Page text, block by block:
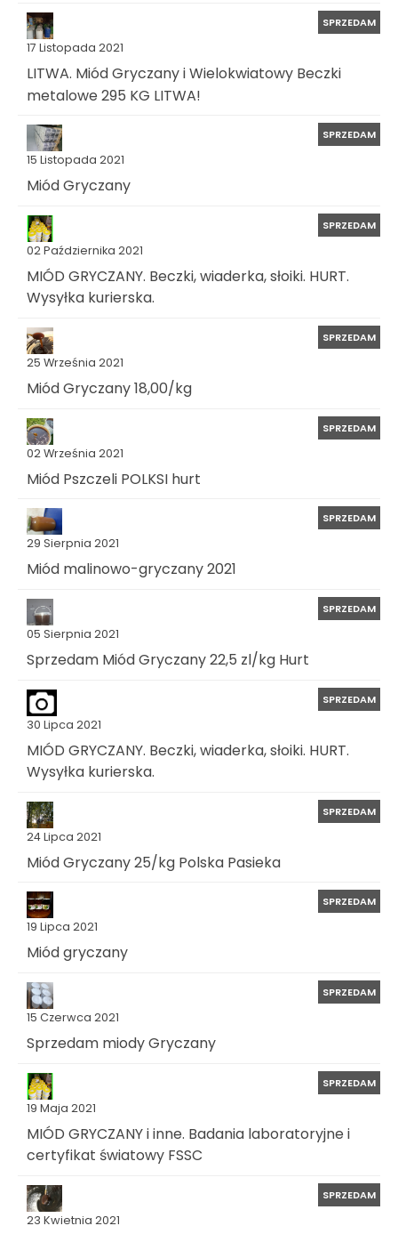
17 Listopada 2021
SPRZEDAM
LITWA. Miód Gryczany i Wielokwiatowy Beczki
metalowe 295 KG LITWA!
15 Listopada 2021
SPRZEDAM
Miód Gryczany
02 Października 2021
SPRZEDAM
MIÓD GRYCZANY. Beczki, wiaderka, słoiki. HURT.
Wysyłka kurierska.
25 Września 2021
SPRZEDAM
Miód Gryczany 18,00/kg
02 Września 2021
SPRZEDAM
Miód Pszczeli POLKSI hurt
29 Sierpnia 2021
SPRZEDAM
Miód malinowo-gryczany 2021
05 Sierpnia 2021
SPRZEDAM
Sprzedam Miód Gryczany 22,5 zl/kg Hurt
30 Lipca 2021
SPRZEDAM
MIÓD GRYCZANY. Beczki, wiaderka, słoiki. HURT.
Wysyłka kurierska.
24 Lipca 2021
SPRZEDAM
Miód Gryczany 25/kg Polska Pasieka
19 Lipca 2021
SPRZEDAM
Miód gryczany
15 Czerwca 2021
SPRZEDAM
Sprzedam miody Gryczany
19 Maja 2021
SPRZEDAM
MIÓD GRYCZANY i inne. Badania laboratoryjne i
certyfikat światowy FSSC
23 Kwietnia 2021
SPRZEDAM